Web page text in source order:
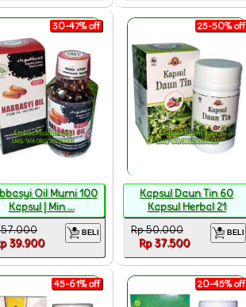
30-47% off
Oil Murni 100
Kapsul | Min ...
57.000
39.900
BELI
25-50% off
Kapsul Daun Tin 60
Kapsul Herbal 21
Rp 50.000
Rp 37.500
BELI
45-61% off 20-45% off